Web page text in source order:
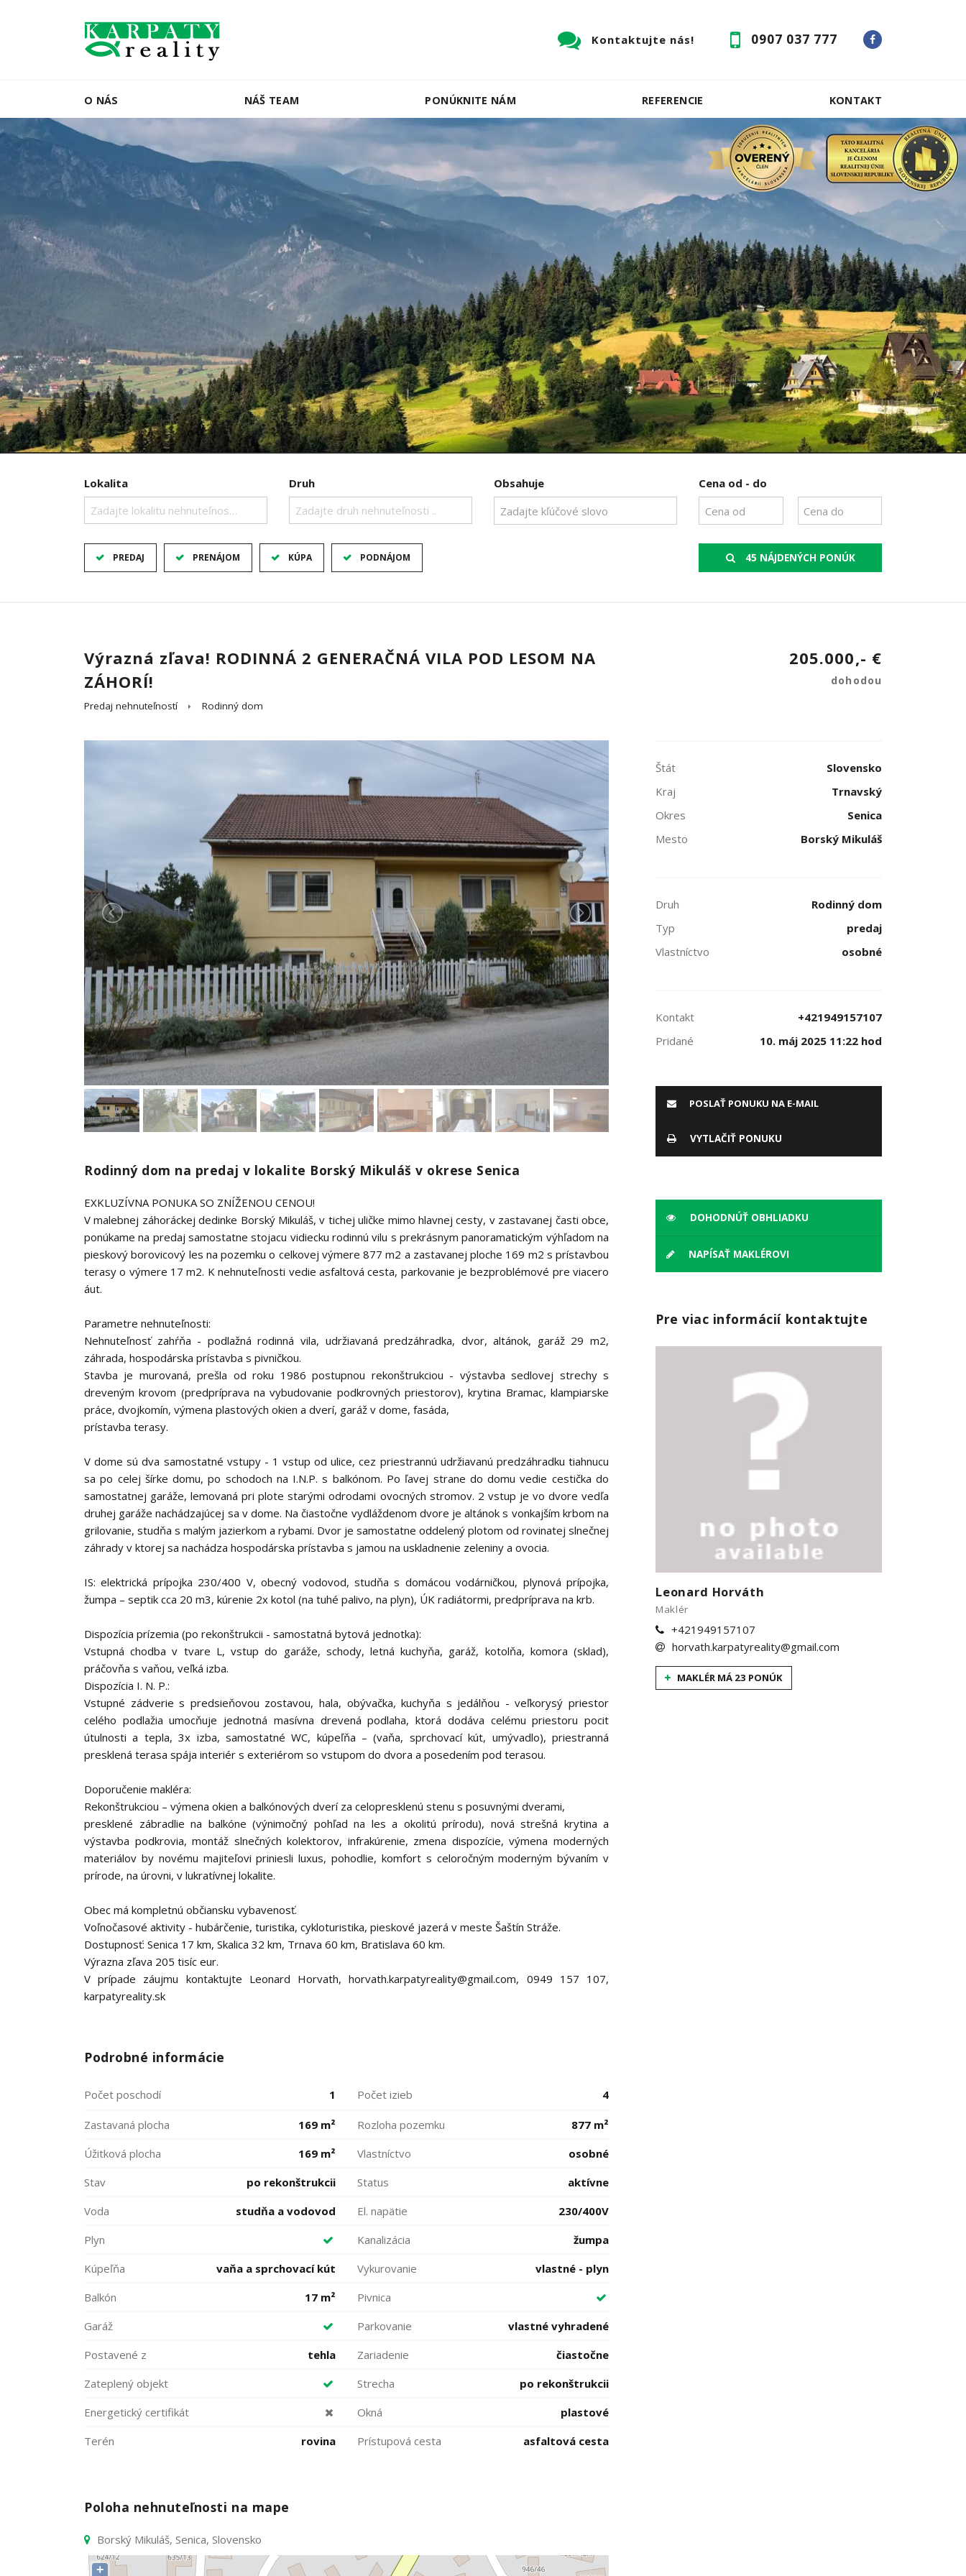
0907 037 777
Kontaktujte nás!
O NÁS NÁŠ TEAM PONÚKNITE NÁM REFERENCIE KONTAKT
Lokalita
Zadajte lokalitu nehnuteľnosti ..
Druh
Zadajte druh nehnuteľnosti ..
Obsahuje Cena od - do
PREDAJ PRENÁJOM KÚPA PODNÁJOM 45 NÁJDENÝCH PONÚK
Výrazná zľava! RODINNÁ 2 GENERAČNÁ VILA POD LESOM NA
ZÁHORÍ!
205.000,- €
dohodou
Predaj nehnuteľností Rodinný dom
Rodinný dom na predaj v lokalite Borský Mikuláš v okrese Senica
EXKLUZÍVNA PONUKA SO ZNÍŽENOU CENOU!
V malebnej záhoráckej dedinke Borský Mikuláš, v tichej uličke mimo hlavnej cesty, v zastavanej časti obce,
ponúkame na predaj samostatne stojacu vidiecku rodinnú vilu s prekrásnym panoramatickým výhľadom na
pieskový borovicový les na pozemku o celkovej výmere 877 m2 a zastavanej ploche 169 m2 s prístavbou
terasy o výmere 17 m2. K nehnuteľnosti vedie asfaltová cesta, parkovanie je bezproblémové pre viacero
áut.
Parametre nehnuteľnosti:
Nehnuteľnosť zahŕňa - podlažná rodinná vila, udržiavaná predzáhradka, dvor, altánok, garáž 29 m2,
záhrada, hospodárska prístavba s pivničkou.
Stavba je murovaná, prešla od roku 1986 postupnou rekonštrukciou - výstavba sedlovej strechy s
dreveným krovom (predpríprava na vybudovanie podkrovných priestorov), krytina Bramac, klampiarske
práce, dvojkomín, výmena plastových okien a dverí, garáž v dome, fasáda,
prístavba terasy.
V dome sú dva samostatné vstupy - 1 vstup od ulice, cez priestrannú udržiavanú predzáhradku tiahnucu
sa po celej šírke domu, po schodoch na I.N.P. s balkónom. Po ľavej strane do domu vedie cestička do
samostatnej garáže, lemovaná pri plote starými odrodami ovocných stromov. 2 vstup je vo dvore vedľa
druhej garáže nachádzajúcej sa v dome. Na čiastočne vydláždenom dvore je altánok s vonkajším krbom na
grilovanie, studňa s malým jazierkom a rybami. Dvor je samostatne oddelený plotom od rovinatej slnečnej
záhrady v ktorej sa nachádza hospodárska prístavba s jamou na uskladnenie zeleniny a ovocia.
IS: elektrická prípojka 230/400 V, obecný vodovod, studňa s domácou vodárničkou, plynová prípojka,
žumpa – septik cca 20 m3, kúrenie 2x kotol (na tuhé palivo, na plyn), ÚK radiátormi, predpríprava na krb.
Dispozícia prízemia (po rekonštrukcii - samostatná bytová jednotka):
Vstupná chodba v tvare L, vstup do garáže, schody, letná kuchyňa, garáž, kotolňa, komora (sklad),
práčovňa s vaňou, veľká izba.
Dispozícia I. N. P.:
Vstupné zádverie s predsieňovou zostavou, hala, obývačka, kuchyňa s jedálňou - veľkorysý priestor
celého podlažia umocňuje jednotná masívna drevená podlaha, ktorá dodáva celému priestoru pocit
útulnosti a tepla, 3x izba, samostatné WC, kúpeľňa – (vaňa, sprchovací kút, umývadlo), priestranná
presklená terasa spája interiér s exteriérom so vstupom do dvora a posedením pod terasou.
Doporučenie makléra:
Rekonštrukciou – výmena okien a balkónových dverí za celopresklenú stenu s posuvnými dverami,
presklené zábradlie na balkóne (výnimočný pohľad na les a okolitú prírodu), nová strešná krytina a
výstavba podkrovia, montáž slnečných kolektorov, infrakúrenie, zmena dispozície, výmena moderných
materiálov by novému majiteľovi priniesli luxus, pohodlie, komfort s celoročným moderným bývaním v
prírode, na úrovni, v lukratívnej lokalite.
Obec má kompletnú občiansku vybavenosť.
Voľnočasové aktivity - hubárčenie, turistika, cykloturistika, pieskové jazerá v meste Šaštín Stráže.
Dostupnosť: Senica 17 km, Skalica 32 km, Trnava 60 km, Bratislava 60 km.
Výrazna zľava 205 tisíc eur.
V prípade záujmu kontaktujte Leonard Horvath, horvath.karpatyreality@gmail.com, 0949 157 107,
karpatyreality.sk
Podrobné informácie
Počet poschodí 1 Počet izieb 4
Zastavaná plocha 169 m² Rozloha pozemku
877 m²
Úžitková plocha
169 m² Vlastníctvo
osobné
Stav
po rekonštrukcii Status
aktívne
Voda
studňa a vodovod El. napätie
230/400V
Plyn
Kanalizácia
žumpa
Kúpeľňa
vaňa a sprchovací kút Vykurovanie
vlastné - plyn
Balkón
17 m²
Pivnica
Garáž
Parkovanie
vlastné vyhradené
Postavené z
tehla Zariadenie
čiastočne
Zateplený objekt
Strecha
po rekonštrukcii
Energetický certifikát
Okná
plastové
Terén
rovina Prístupová cesta asfaltová cesta
Poloha nehnuteľnosti na mape
Borský Mikuláš, Senica, Slovensko
+
Štát
Slovensko
Kraj
Trnavský
Okres
Senica
Mesto
Borský Mikuláš
Druh
Rodinný dom
Typ
predaj
Vlastníctvo
osobné
Kontakt
+421949157107
Pridané
10. máj 2025 11:22 hod
POSLAŤ PONUKU NA E-MAIL
VYTLAČIŤ PONUKU
DOHODNÚŤ OBHLIADKU
NAPÍSAŤ MAKLÉROVI
Pre viac informácií kontaktujte
Leonard Horváth
Maklér
+421949157107
horvath.karpatyreality@gmail.com
MAKLÉR MÁ 23 PONÚK